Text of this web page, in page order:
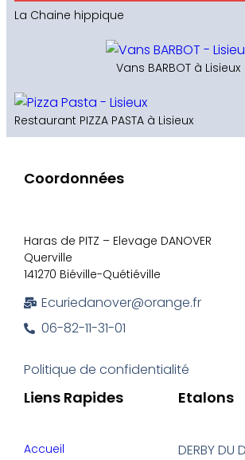
La Chaine hippique
Vans BARBOT à Lisieux
Restaurant PIZZA PASTA à Lisieux
Etalons
DERBY DU
Liens Rapides
Accueil
Coordonnées
Haras de PITZ – Elevage DANOVER
Querville
141270 Biéville-Quétiéville
Ecuriedanover@orange.fr
06-82-11-31-01
Politique de confidentialité